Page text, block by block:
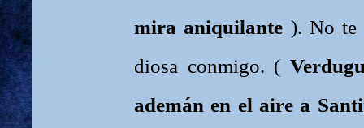
mira aniquilante ). No te
diosa conmigo. (
ademán en el aire a